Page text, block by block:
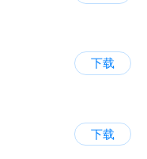
下载
下载